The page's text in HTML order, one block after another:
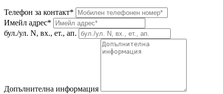
Телефон за контакт*
Имейл адрес*
бул./ул. N, вх., ет., ап.
Допълнителна информация